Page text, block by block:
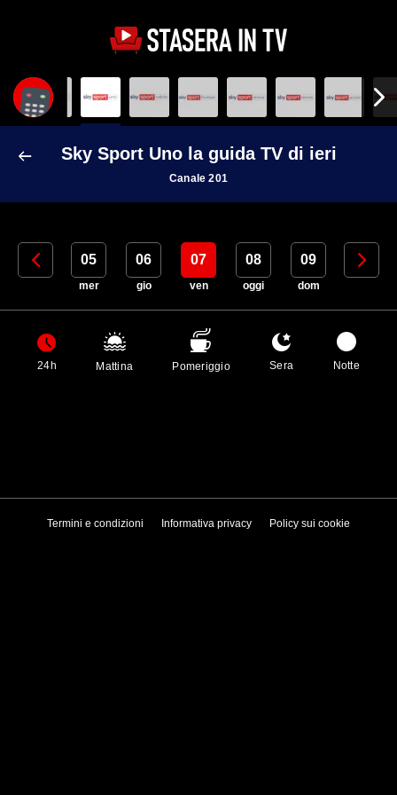
Sky Sport Uno la guida TV di ieri
Canale 201
04 05
mer
06
gio
07
ven
08
oggi
09
dom
10
24h Mattina Pomeriggio Sera Notte
Termini e condizioni Informativa privacy Policy sui cookie